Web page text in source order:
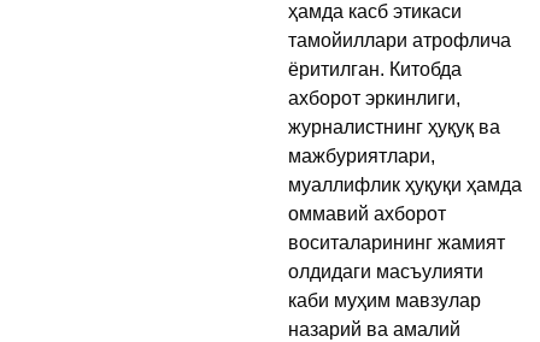
ҳамда касб этикаси
тамойиллари атрофлича
ёритилган. Китобда
ахборот эркинлиги,
журналистнинг ҳуқуқ ва
мажбуриятлари,
муаллифлик ҳуқуқи ҳамда
оммавий ахборот
воситаларининг жамият
олдидаги масъулияти
каби муҳим мавзулар
назарий ва амалий